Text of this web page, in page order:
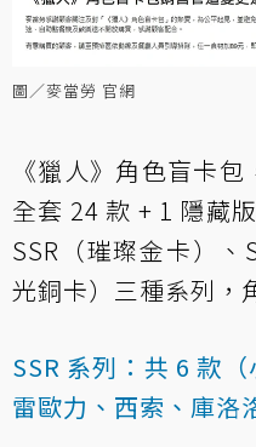
圖／麥當勞 官網
《獵人》角色盲卡
全套 24 款 + 1 隱藏
SSR（璀璨金卡）
光銅卡）三種系列，
SSR 系列：共 6 款
雷歐力、西索、庫洛